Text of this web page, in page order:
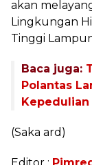
akan
Lingkungan
Tinggi
Baca juga:
Polantas
Kepedulian
(Saka ard)
Editor :